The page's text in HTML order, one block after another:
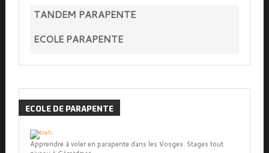
TANDEM PARAPENTE
ECOLE PARAPENTE
ECOLE DE PARAPENTE
Apprendre à voler en parapente dans les Vosges. Stages tout